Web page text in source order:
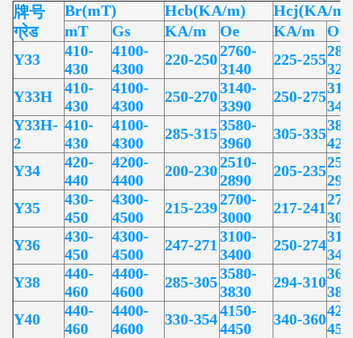
牌号
ग्रेड
Br(mT) Hcb(KA/m)
Hcj(KA/m)
mT
Gs KA/m Oe KA/m
Oe
Y33
410-
430
4100-
4300
220-2502760-
3140
225-255
Y33H
410-
430
4100-
4300
250-2703140-
3390
250-275
Y33H-
2
410-
430
4100-
4300
285-3153580-
3960
305-335
Y34
420-
440
4200-
4400
200-2302510-
2890
205-235
Y35
430-
450
4300-
4500
215-2392700-
3000
217-241
Y36
430-
450
4300-
4500
247-271 3100-
3400
250-274
Y38
440-
460
4400-
4600
285-3053580-
3830
294-310
Y40
440-
460
4400-
4600
330-3544150-
4450
340-360